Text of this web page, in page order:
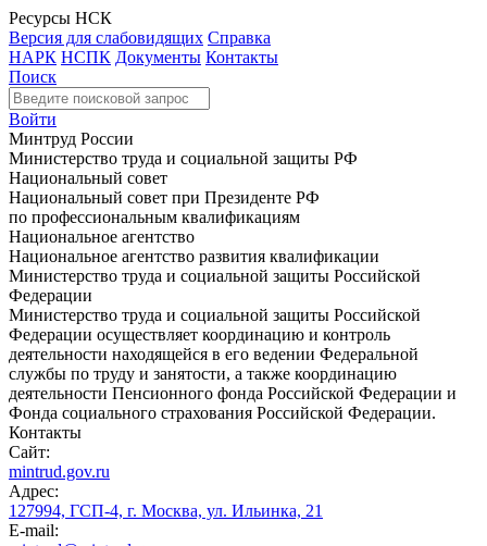
Ресурсы НСК
Версия для слабовидящих Справка
НАРК НСПК Документы Контакты
Поиск
Войти
Минтруд России
Министерство труда и социальной защиты РФ
Национальный совет
Национальный совет при Президенте РФ
по профессиональным квалификациям
Национальное агентство
Национальное агентство развития квалификации
Министерство труда и социальной защиты Российской
Федерации
Министерство труда и социальной защиты Российской
Федерации осуществляет координацию и контроль
деятельности находящейся в его ведении Федеральной
службы по труду и занятости, а также координацию
деятельности Пенсионного фонда Российской Федерации и
Фонда социального страхования Российской Федерации.
Контакты
Сайт:
mintrud.gov.ru
Адрес:
127994, ГСП-4, г. Москва, ул. Ильинка, 21
E-mail: